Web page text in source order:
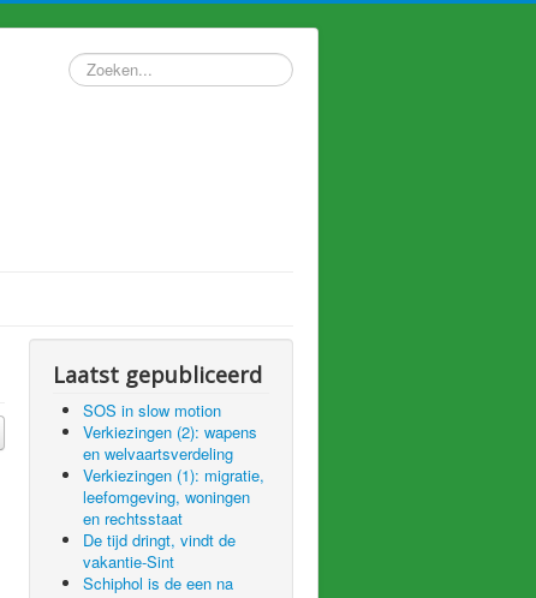
Zoeken...
Laatst gepubliceerd
SOS in slow motion
Verkiezingen (2): wapens
en welvaartsverdeling
Verkiezingen (1): migratie,
leefomgeving, woningen
en rechtsstaat
De tijd dringt, vindt de
vakantie-Sint
Schiphol is de een na